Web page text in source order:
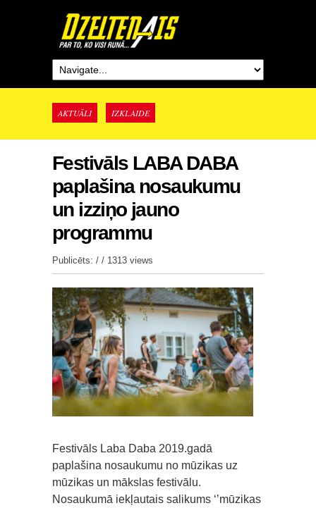
AKTUĀLI IZKLAIDE
Festivāls LABA DABA
paplašina nosaukumu
un izziņo jauno
programmu
Publicēts: / / 1313 views
Festivāls Laba Daba 2019.gadā
paplašina nosaukumu no mūzikas uz
mūzikas un mākslas festivālu.
Nosaukumā iekļautais salikums ‘’mūzikas